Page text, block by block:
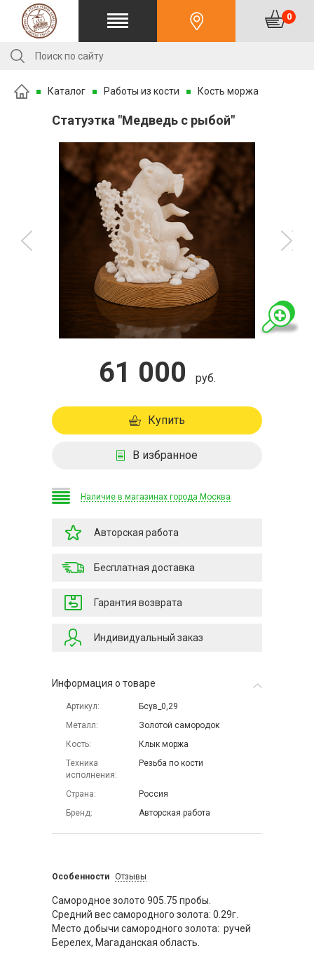
0
Каталог Работы из кости Кость моржа
Статуэтка "Медведь с рыбой"
61 000 руб.
Купить
В избранное
Наличие в магазинах города Москва
Авторская работа
Бесплатная доставка
Гарантия возврата
Индивидуальный заказ
Информация о товаре
Артикул
Бсув_0,29
Металл
Золотой самородок
Кость
Клык моржа
Техника
исполнения
Резьба по кости
Страна
Россия
Бренд
Авторская работа
Особенности Отзывы
Самородное золото 905.75 пробы.
Средний вес самородного золота: 0.29г.
Место добычи самородного золота: ручей
Берелех, Магаданская область.